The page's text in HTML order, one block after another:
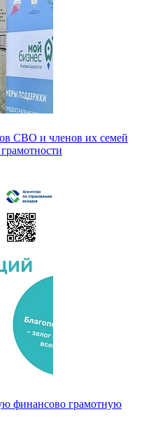
СВО и членов их семей
финансово грамотную